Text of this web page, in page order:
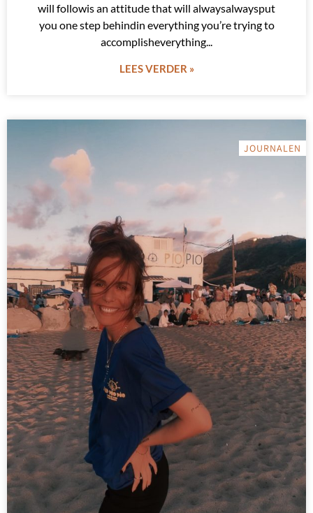
will followis an attitude that will alwaysalwaysput
you one step behindin everything you’re trying to
accomplisheverything
LEES VERDER »
JOURNALEN